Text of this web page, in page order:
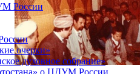
России
очерки»
духовное собрание»
о ЦДУМ России